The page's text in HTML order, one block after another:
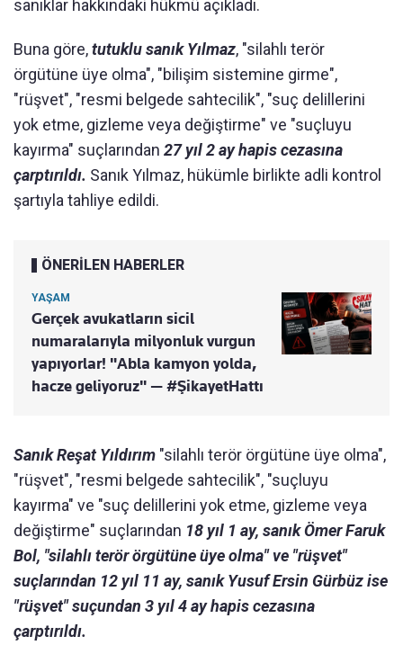
sanıklar hakkındaki hükmü açıkladı.
Buna göre,tutuklu sanık Yılmaz, "silahlı terör
örgütüne üye olma", "bilişim sistemine girme",
"rüşvet", "resmi belgede sahtecilik", "suç delillerini
yok etme, gizleme veya değiştirme" ve "suçluyu
kayırma" suçlarından 27 yıl 2 ay hapis cezasına
çarptırıldı. Sanık Yılmaz, hükümle birlikte adli kontrol
şartıyla tahliye edildi.
ÖNERİLEN HABERLER
YAŞAM
Gerçek avukatların sicil
numaralarıyla milyonluk vurgun
yapıyorlar! "Abla kamyon yolda,
hacze geliyoruz" — #ŞikayetHattı
Sanık Reşat Yıldırım "silahlı terör örgütüne üye olma",
"rüşvet", "resmi belgede sahtecilik", "suçluyu
kayırma" ve "suç delillerini yok etme, gizleme veya
değiştirme" suçlarından 18 yıl 1 ay, sanık Ömer Faruk
Bol, "silahlı terör örgütüne üye olma" ve "rüşvet"
suçlarından 12 yıl 11 ay, sanık Yusuf Ersin Gürbüz ise
"rüşvet" suçundan 3 yıl 4 ay hapis cezasına
çarptırıldı.